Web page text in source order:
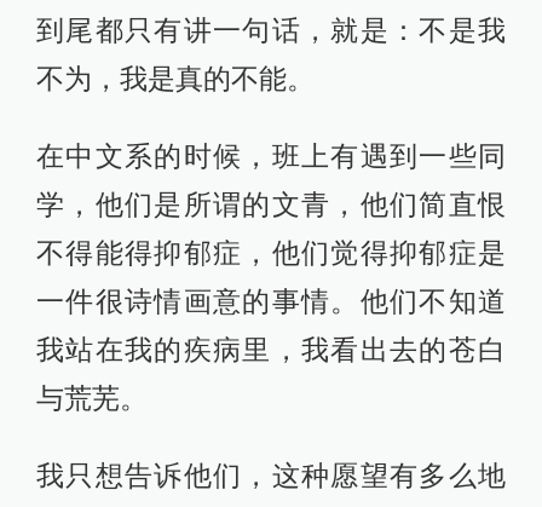
到尾都只有讲一句话，就是：不是我
不为，我是真的不能。
在中文系的时候，班上有遇到一些同
学，他们是所谓的文青，他们简直恨
不得能得抑郁症，他们觉得抑郁症是
一件很诗情画意的事情。他们不知道
我站在我的疾病里，我看出去的苍白
与荒芜。
我只想告诉他们，这种愿望有多么地